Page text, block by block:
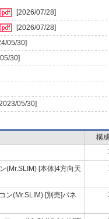
[2026/07/28]
[2026/07/28]
05/30]
30]
05/30]
構
(Mr.SLIM) [本体]4方向天
ン(Mr.SLIM) [別売]パネ